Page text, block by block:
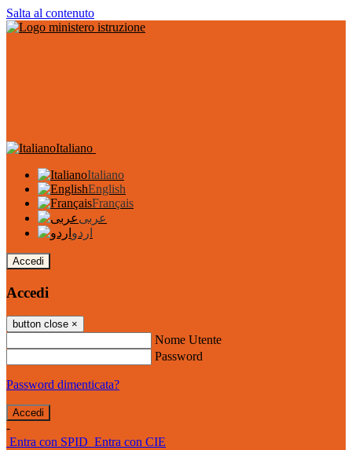
Salta al contenuto
Italiano
Italiano
English
Français
عربى
اردو
Accedi
Accedi
button close ×
Nome Utente
Password
Password dimenticata?
-
Entra con SPID Entra con CIE